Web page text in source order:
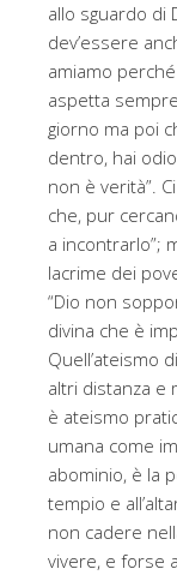
allo sguardo di
dev’essere
amiamo
aspetta
giorno ma poi
dentro, hai
non è verità”.
che, pur
a incontrarlo”;
lacrime dei
“Dio non
divina che è
Quell’ateismo
altri distanza e
è ateismo
umana come
abominio, è la
tempio e
non cadere
vivere, e forse